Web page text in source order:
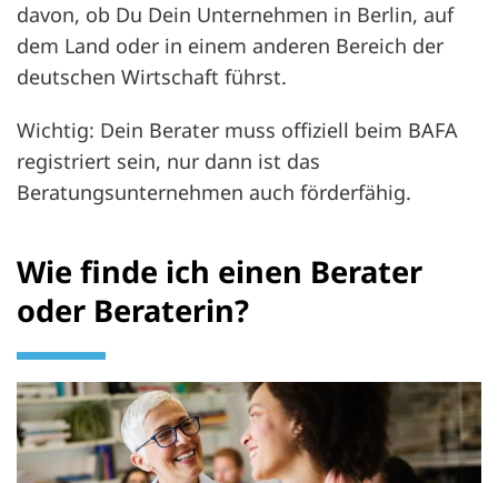
davon, ob Du Dein Unternehmen in Berlin, auf
dem Land oder in einem anderen Bereich der
deutschen Wirtschaft führst.
Wichtig: Dein Berater muss offiziell beim BAFA
registriert sein, nur dann ist das
Beratungsunternehmen auch förderfähig.
Wie finde ich einen Berater
oder Beraterin?